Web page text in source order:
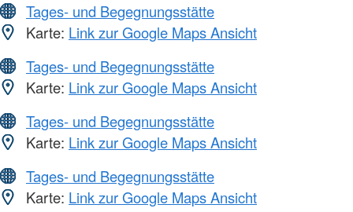
Tages- und Begegnungsstätte
Karte: Link zur Google Maps Ansicht
Tages- und Begegnungsstätte
Karte: Link zur Google Maps Ansicht
Tages- und Begegnungsstätte
Karte: Link zur Google Maps Ansicht
Tages- und Begegnungsstätte
Karte: Link zur Google Maps Ansicht